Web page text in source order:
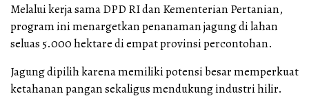
Melalui kerja sama DPD RI dan Kementerian Pertanian,
program ini menargetkan penanaman jagung di lahan
seluas 5.000 hektare di empat provinsi percontohan.
Jagung dipilih karena memiliki potensi besar memperkuat
ketahanan pangan sekaligus mendukung industri hilir.